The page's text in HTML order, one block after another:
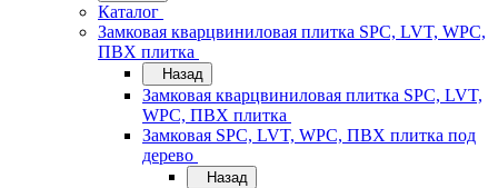
Каталог
Замковая кварцвиниловая плитка SPC, LVT, WPC,
ПВХ плитка
Назад
Замковая кварцвиниловая плитка SPC, LVT,
WPC, ПВХ плитка
Замковая SPC, LVT, WPC, ПВХ плитка под
дерево
Назад